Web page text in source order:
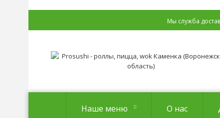
Мы служба
Наше меню О нас